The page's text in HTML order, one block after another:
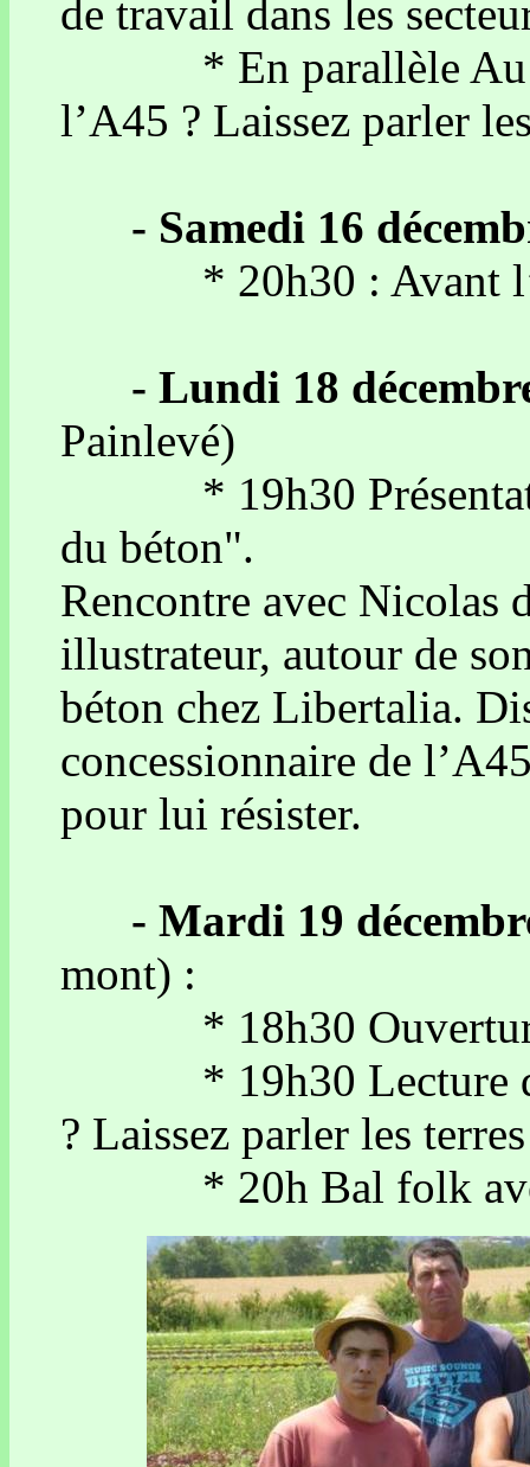
de travail dans les
* En parallèle Au
l’A45 ? Laissez parler
- Samedi 16
* 20h30 : Avant
- Lundi 18
Painlevé)
* 19h30
du béton".
Rencontre avec Nicolas
illustrateur, autour de
béton chez Libertalia.
concessionnaire de
pour lui résister.
- Mardi 19
mont) :
* 18h30 Ouverture
* 19h30 Lecture de
? Laissez parler les
* 20h Bal folk